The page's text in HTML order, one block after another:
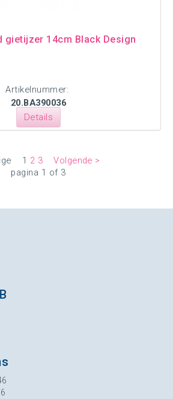
gietijzer 14cm Black Design
Artikelnummer:
20.BA390036
Details
1 2 3
Volgende >
pagina 1 of 3